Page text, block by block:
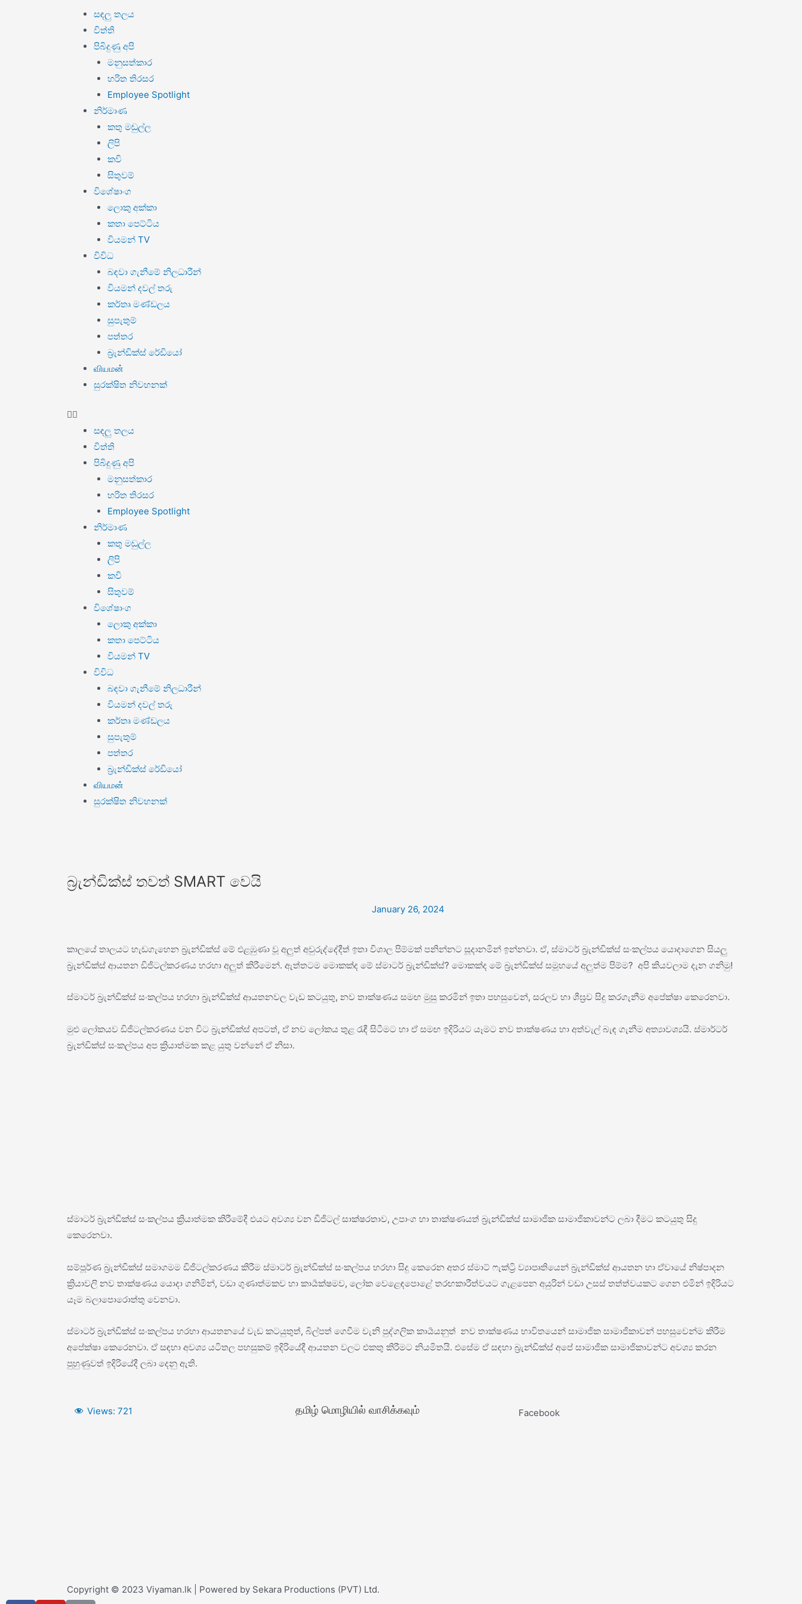
සඳලු තලය
විත්ති
පිබිදුණු අපි
මනුසත්කාර
හරිත තිරසර
Employee Spotlight
නිර්මාණ
කතු මඬුල්ල
ලිපි
කවි
සිතුවම්
විශේෂාංග
ලොකු අක්කා
කතා පෙට්ටිය
වියමන් TV
විවිධ
බඳවා ගැනීමේ නිලධාරීන්
වියමන් දවල් තරු
කර්තෘ මණ්ඩලය
සුපැතුම්
පත්තර
බ්‍රැන්ඩික්ස් රේඩියෝ
வியமன்
සුරක්ෂිත නිවහනක්
සඳලු තලය
විත්ති
පිබිදුණු අපි
මනුසත්කාර
හරිත තිරසර
Employee Spotlight
නිර්මාණ
කතු මඬුල්ල
ලිපි
කවි
සිතුවම්
විශේෂාංග
ලොකු අක්කා
කතා පෙට්ටිය
වියමන් TV
විවිධ
බඳවා ගැනීමේ නිලධාරීන්
වියමන් දවල් තරු
කර්තෘ මණ්ඩලය
සුපැතුම්
පත්තර
බ්‍රැන්ඩික්ස් රේඩියෝ
வியமன்
සුරක්ෂිත නිවහනක්
බ්‍රැන්ඩික්ස් තවත් SMART වෙයි
January 26, 2024
කාලයේ තාලයට හැඩගැහෙන බ්‍රැන්ඩික්ස් මේ එළඹුණා වූ අලුත් අවුරුද්දේදීත් ඉතා විශාල පිම්මක් පනින්නට සූදානමින් ඉන්නවා. ඒ, ස්මාටර් බ්‍රැන්ඩික්ස් සංකල්පය යොදාගෙන සියලු
බ්‍රැන්ඩික්ස් ආයතන ඩිජිටල්කරණය හරහා අලුත් කිරීමෙන්. ඇත්තටම මොකක්ද මේ ස්මාටර් බ්‍රැන්ඩික්ස්? මොකක්ද මේ බ්‍රැන්ඩික්ස් සමූහයේ අලුත්ම පිම්ම? අපි කියවලාම දැන ගනිමු!
ස්මාටර් බ්‍රැන්ඩික්ස් සංකල්පය හරහා බ්‍රැන්ඩික්ස් ආයතනවල වැඩ කටයුතු, නව තාක්ෂණය සමඟ මුසු කරමින් ඉතා පහසුවෙන්, සරලව හා ශීඝ්‍රව සිදු කරගැනීම අපේක්ෂා කෙරෙනවා.
මුළු ලෝකයව ඩිජිටල්කරණය වන විට බ්‍රැන්ඩික්ස් අපටත්, ඒ නව ලෝකය තුළ රැඳී සිටීමට හා ඒ සමඟ ඉදිරියට යෑමට නව තාක්ෂණය හා අත්වැල් බැඳ ගැනීම අත්‍යාවශ්‍යයි. ස්මාර්ටර්
බ්‍රැන්ඩික්ස් සංකල්පය අප ක්‍රියාත්මක කළ යුතු වන්නේ ඒ නිසා.
ස්මාටර් බ්‍රැන්ඩික්ස් සංකල්පය ක්‍රියාත්මක කිරීමේදී එයට අවශ්‍ය වන ඩිජිටල් සාක්ෂරතාව, උපාංග හා තාක්ෂණයත් බ්‍රැන්ඩික්ස් සාමාජික සාමාජිකාවන්ට ලබා දීමට කටයුතු සිදු
කෙරෙනවා.
සම්පූර්ණ බ්‍රැන්ඩික්ස් සමාගමම ඩිජිටල්කරණය කිරීම ස්මාටර් බ්‍රැන්ඩික්ස් සංකල්පය හරහා සිදු කෙරෙන අතර ස්මාට් ෆැක්ට්‍රි ව්‍යාපෘතියෙන් බ්‍රැන්ඩික්ස් ආයතන හා ඒවායේ නිෂ්පාදන
ක්‍රියාවලි නව තාක්ෂණය යොදා ගනිමින්, වඩා ගුණාත්මකව හා කාර්‍යක්ෂමව, ලෝක වෙළෙඳපොළේ තරඟකාරීත්වයට ගැළපෙන අයුරින් වඩා උසස් තත්ත්වයකට ගෙන එමින් ඉදිරියට
යෑම බලාපොරොත්තු වෙනවා.
ස්මාටර් බ්‍රැන්ඩික්ස් සංකල්පය හරහා ආයතනයේ වැඩ කටයුතුත්, බිල්පත් ගෙවීම වැනි පුද්ගලික කාර්‍යයනුත් නව තාක්ෂණය භාවිතයෙන් සාමාජික සාමාජිකාවන් පහසුවෙන්ම කිරීම
අපේක්ෂා කෙරෙනවා. ඒ සඳහා අවශ්‍ය යටිතල පහසුකම් ඉදිරියේදී ආයතන වලට එකතු කිරීමට නියමිතයි. එසේම ඒ සඳහා බ්‍රැන්ඩික්ස් අපේ සාමාජික සාමාජිකාවන්ට අවශ්‍ය කරන
පුහුණුවත් ඉදිරියේදී ලබා දෙනු ඇති.
Views: 721 தமிழ் மொழியில் வாசிக்கவும் Facebook
Copyright © 2023 Viyaman.lk | Powered by Sekara Productions (PVT) Ltd.